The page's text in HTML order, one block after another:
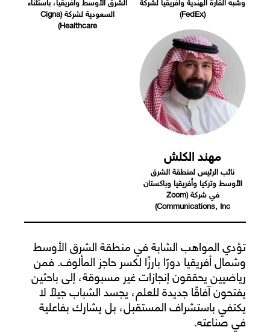
(FedEx) السعودية لشركة (Cigna
Healthcare)
مهند الكلش
نائب الرئيس لمنطقة الشرق
الأوسط وتركيا وأفريقيا وباكستان
في شركة (Zoom
Communications, Inc)
تؤدي المواهب الشابة في منطقة الشرق الأوسط
وشمال أفريقيا دورًا بارزًا لكسر حاجز المألوف. فمن
رياضيين يحققون إنجازات غير مسبوقة، إلى باحثين
يفتحون آفاقًا جديدة للعلم، يجسد الشباب جيلًا لا
يكتفي باستشراف المستقبل، بل يشارك بفاعلية
في صناعته.